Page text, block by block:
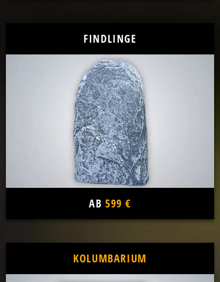
FINDLINGE
AB 599 €
KOLUMBARIUM